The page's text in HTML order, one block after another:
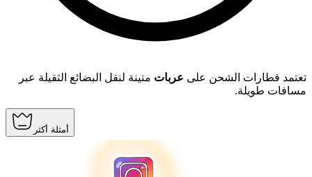
تعتمد قطارات الشحن على عربات متينة لنقل البضائع الثقيلة عبر
مسافات طويلة.
أمثلة أكثر